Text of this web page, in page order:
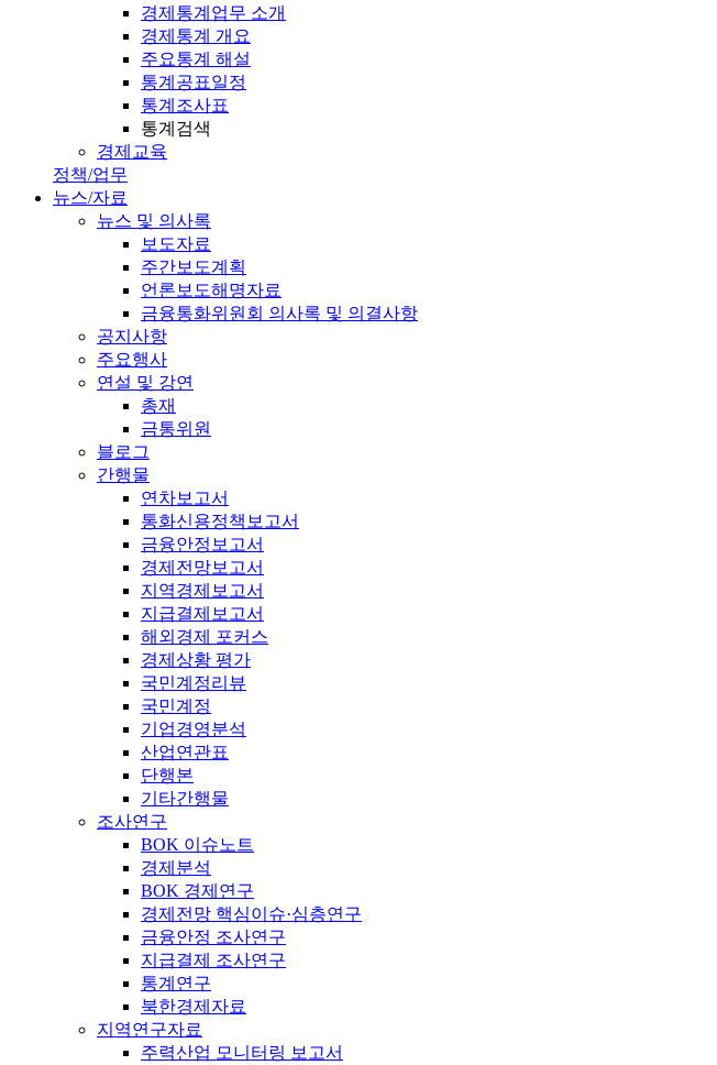
경제통계업무 소개
경제통계 개요
주요통계 해설
통계공표일정
통계조사표
통계검색
경제교육
정책/업무
뉴스/자료
뉴스 및 의사록
보도자료
주간보도계획
언론보도해명자료
금융통화위원회 의사록 및 의결사항
공지사항
주요행사
연설 및 강연
총재
금통위원
블로그
간행물
연차보고서
통화신용정책보고서
금융안정보고서
경제전망보고서
지역경제보고서
지급결제보고서
해외경제 포커스
경제상황 평가
국민계정리뷰
국민계정
기업경영분석
산업연관표
단행본
기타간행물
조사연구
BOK 이슈노트
경제분석
BOK 경제연구
경제전망 핵심이슈·심층연구
금융안정 조사연구
지급결제 조사연구
통계연구
북한경제자료
지역연구자료
주력산업 모니터링 보고서